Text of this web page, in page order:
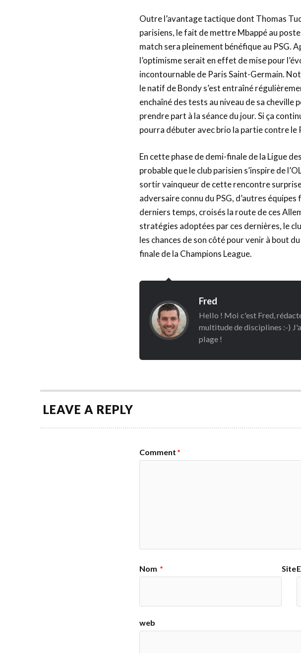
Outre l’avantage tactique dont Thomas
parisiens, le fait de mettre Mbappé au
match sera pleinement bénéfique au PSG.
l’optimisme serait en effet de mise pour
incontournable de Paris Saint-Germain.
le natif de Bondy s’est entraîné
enchaîné des tests au niveau de sa cheville
prendre part à la séance du jour. Si ça
pourra débuter avec brio la partie contre le
En cette phase de demi-finale de la Ligue
probable que le club parisien s’inspire de
sortir vainqueur de cette rencontre surprise.
adversaire connu du PSG, d’autres
derniers temps, croisés la route de ces
stratégies adoptées par ces dernières, le
les chances de son côté pour venir à bout
finale de la Champions League.
Fred
Hello ! Moi c'est Fred,
multitude de disciplines :-)
plage !
LEAVE A REPLY
Comment *
Nom * Site
web